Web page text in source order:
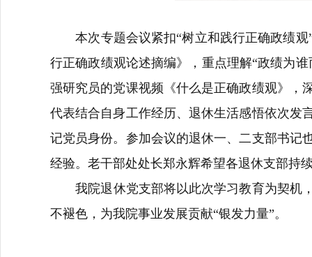
本次专题会议紧扣“树立和践行正确政绩
行正确政绩观论述摘编》
， 重点理解“政绩为
强研究员的党课视频 《什么是正确政绩观》
，
代表结合自身工作经历、退休生活感悟依次发
记党员身份。 参加会议的退休一、二支部书记
经验。 老干部处处长郑永辉希望各退休支部持
我院退休党支部将以此次学习教育为契机
不褪色，为我院事业发展贡献“银发力量”。